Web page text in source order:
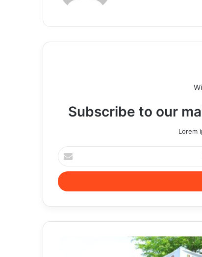
Subscribe to our
Lorem
Enter
your
Email
address